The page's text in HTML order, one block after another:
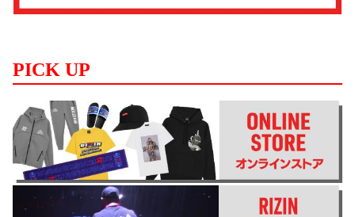
PICK UP